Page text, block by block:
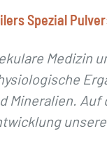
Spezial
Medizin
Mineralien. Auf